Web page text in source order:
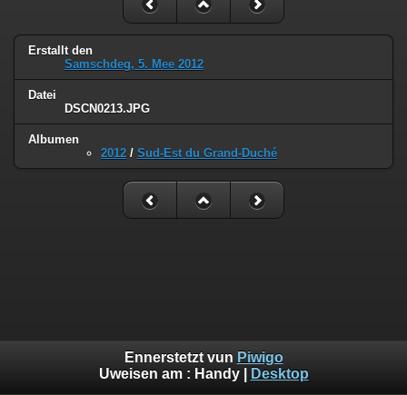
Erstallt den
Samschdeg, 5. Mee 2012
Datei
DSCN0213.JPG
Albumen
2012 / Sud-Est du Grand-Duché
Ennerstetzt vun Piwigo
Uweisen am : Handy| Desktop